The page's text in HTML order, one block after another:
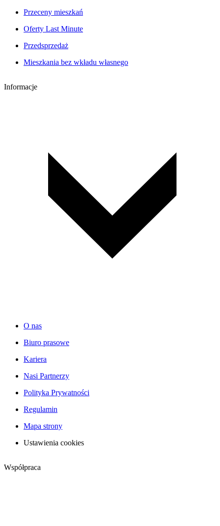
Przeceny mieszkań
Oferty Last Minute
Przedsprzedaż
Mieszkania bez wkładu własnego
Informacje
O nas
Biuro prasowe
Kariera
Nasi Partnerzy
Polityka Prywatności
Regulamin
Mapa strony
Ustawienia cookies
Współpraca